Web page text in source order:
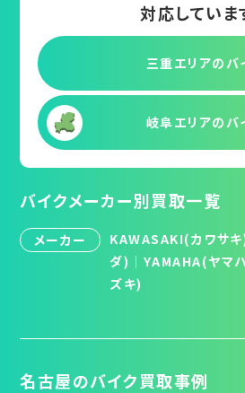
対応していま
三重エリアのバ
岐阜エリアのバ
バイクメーカー別買取一覧
メーカー KAWASAKI(カワサ
ダ) ｜ YAMAHA(ヤマ
ズキ)
名古屋のバイク買取事例